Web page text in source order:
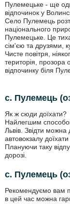
Пулемецьке - ще
відпочинок у
Село Пулемець
національного
Пулемецьке. Це
сім'єю та друзями,
Чисте повітря,
територія, прозора
відпочинку біля
с. Пулемець
Як ж сюди доїхати?
Найлегшим
Львів. Звідти можна
автовокзалу
Плануючи таку
дорозі.
с. Пулемець
Рекомендуємо вам
в цей час можна